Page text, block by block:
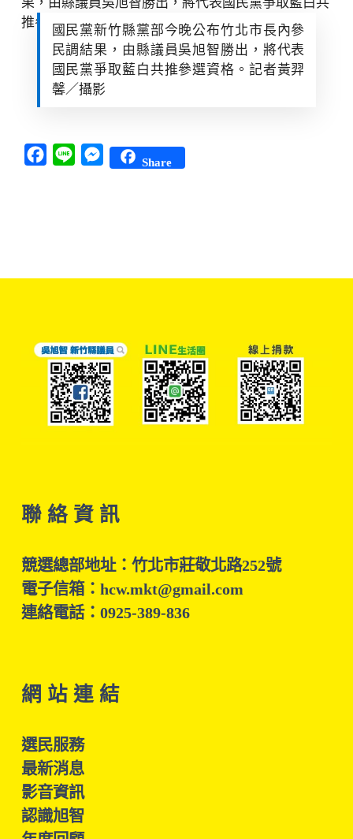
國民黨新竹縣黨部今晚公布竹北市長內參
民調結果，由縣議員吳旭智勝出，將代表
國民黨爭取藍白共推參選資格。記者黃羿
馨／攝影
Facebook
Line Messenger
Share
聯 絡 資 訊
競選總部地址：竹北市莊敬北路252號
電子信箱：hcw.mkt@gmail.com
連絡電話：0925-389-836
網 站 連 結
選民服務
最新消息
影音資訊
認識旭智